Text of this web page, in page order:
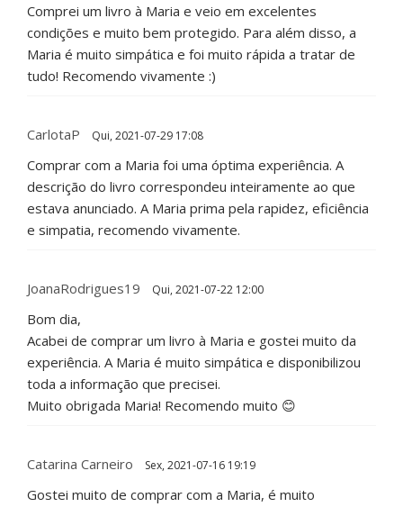
Comprei um livro à Maria e veio em excelentes
condições e muito bem protegido. Para além disso, a
Maria é muito simpática e foi muito rápida a tratar de
tudo! Recomendo vivamente :)
CarlotaP Qui, 2021-07-29 17:08
Comprar com a Maria foi uma óptima experiência. A
descrição do livro correspondeu inteiramente ao que
estava anunciado. A Maria prima pela rapidez, eficiência
e simpatia, recomendo vivamente.
JoanaRodrigues19 Qui, 2021-07-22 12:00
Bom dia,
Acabei de comprar um livro à Maria e gostei muito da
experiência. A Maria é muito simpática e disponibilizou
toda a informação que precisei.
Muito obrigada Maria! Recomendo muito 😊
Catarina Carneiro Sex, 2021-07-16 19:19
Gostei muito de comprar com a Maria, é muito